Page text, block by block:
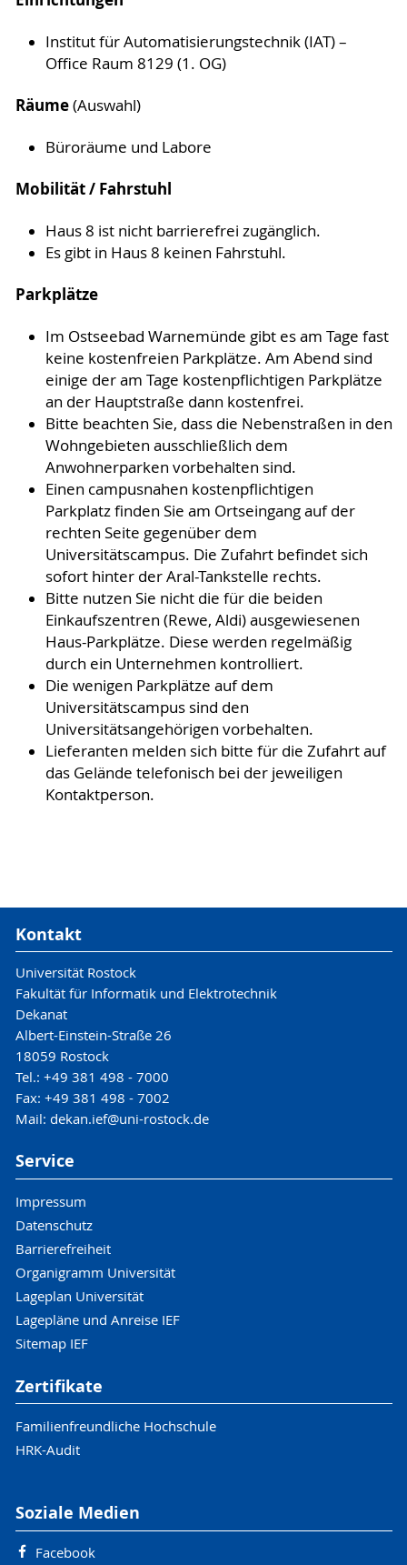
Institut für Automatisierungstechnik (IAT) –
Office Raum 8129 (1. OG)
Räume(Auswahl)
Büroräume und Labore
Mobilität / Fahrstuhl
Haus 8 ist nicht barrierefrei zugänglich.
Es gibt in Haus 8 keinen Fahrstuhl.
Parkplätze
Im Ostseebad Warnemünde gibt es am Tage fast
keine kostenfreien Parkplätze. Am Abend sind
einige der am Tage kostenpflichtigen Parkplätze
an der Hauptstraße dann kostenfrei.
Bitte beachten Sie, dass die Nebenstraßen in den
Wohngebieten ausschließlich dem
Anwohnerparken vorbehalten sind.
Einen campusnahen kostenpflichtigen
Parkplatz finden Sie am Ortseingang auf der
rechten Seite gegenüber dem
Universitätscampus. Die Zufahrt befindet sich
sofort hinter der Aral-Tankstelle rechts.
Bitte nutzen Sie nicht die für die beiden
Einkaufszentren (Rewe, Aldi) ausgewiesenen
Haus-Parkplätze. Diese werden regelmäßig
durch ein Unternehmen kontrolliert.
Die wenigen Parkplätze auf dem
Universitätscampus sind den
Universitätsangehörigen vorbehalten.
Lieferanten melden sich bitte für die Zufahrt auf
das Gelände telefonisch bei der jeweiligen
Kontaktperson.
Kontakt
Universität Rostock
Fakultät für Informatik und Elektrotechnik
Dekanat
Albert-Einstein-Straße 26
18059 Rostock
Tel.: +49 381 498 - 7000
Fax: +49 381 498 - 7002
Mail: dekan.ief@uni-rostock.de
Service
Impressum
Datenschutz
Barrierefreiheit
Organigramm Universität
Lageplan Universität
Lagepläne und Anreise IEF
Sitemap IEF
Zertifikate
Familienfreundliche Hochschule
HRK-Audit
Soziale Medien
Facebook